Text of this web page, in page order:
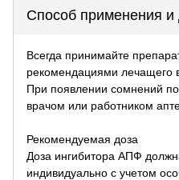
Способ применения и
Всегда принимайте
рекомендациями лечащего
При появлении сомнений
врачом или работником
Рекомендуемая доза
Доза ингибитора АПФ
индивидуально с учетом